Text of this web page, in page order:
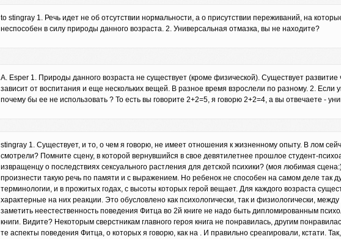
to stingray 1. Речь идет не об отсутствии нормальности, а о присутствии переживаний, на
неспособен в силу природы данного возраста. 2. Универсальная отмазка, вы не находите?
A. Esper 1. Природы данного возраста не существует (кроме физической). Существует развитие
зависит от воспитания и еще нескольких вещей. В разное время взрослели по разному. 2. Если
почему бы ее не использовать ? То есть вы говорите 2+2=5, я говорю 2+2=4, а вы отвечаете -
stingray 1. Существует, и то, о чем я говорю, не имеет отношения к жизненному опыту. В лом
смотрели? Помните сцену, в которой вернувшийся в свое девятилетнее прошлое студент-
извращенцу о последствиях сексуального растления для детской психики? (моя любимая
произнести такую речь по памяти и с выражением. Но ребенок не способен на самом деле так
терминологии, и в прожитых годах, с высоты которых герой вещает. Для каждого возраста
характерные на них реакции. Это обусловлено как психологически, так и физиологически,
заметить неестественность поведения Фитца во 2й книге не надо быть дипломированным
книги. Видите? Некоторым сверстникам главного героя книга не понравилась, другим
те аспекты поведения Фитца, о которых я говорю, как на . И правильно среагировали, кстати.